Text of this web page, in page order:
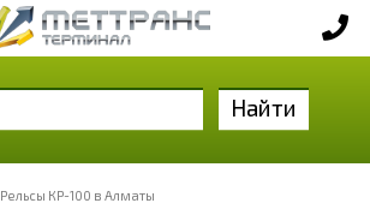
Найти
Рельсы КР-100 в Алматы